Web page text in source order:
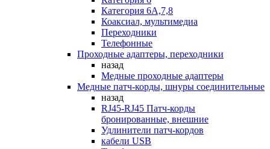
Категория 6А,7,8
Коаксиал, мультимедиа
Переходники
Телефонные
Проходные адаптеры, переходники
назад
Медные проходные адаптеры
Медные патч-корды, шнуры соединительные
назад
RJ45-RJ45 Патч-корды
бронированные, внешние
Удлинители патч-кордов
кабели USB